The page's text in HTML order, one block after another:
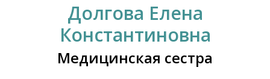
Долгова Елена
Константиновна
Медицинская сестра